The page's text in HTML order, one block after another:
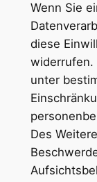
Wenn Sie
diese
widerrufen.
unter
Des